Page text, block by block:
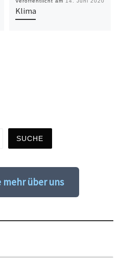
Klima
SUCHE
mehr über uns